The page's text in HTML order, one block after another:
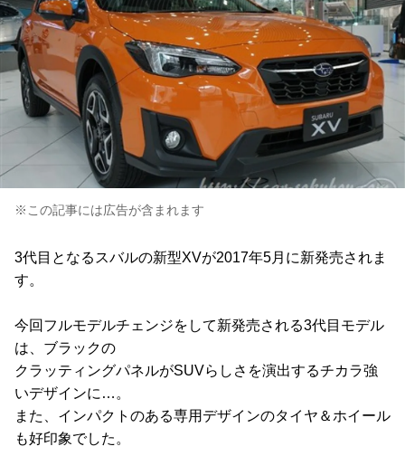
※この記事には広告が含まれます
3代目となるスバルの新型XVが2017年5月に新発売されま
す。
今回フルモデルチェンジをして新発売される3代目モデル
は、ブラックの
クラッティングパネルがSUVらしさを演出するチカラ強
いデザインに…。
また、インパクトのある専用デザインのタイヤ＆ホイール
も好印象でした。